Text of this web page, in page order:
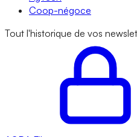
Coop-négoce
Tout l'historique de vos